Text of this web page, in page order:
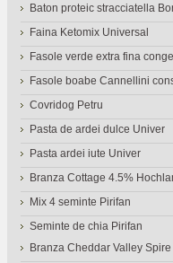
Baton proteic stracciatella
Faina Ketomix Universal
Fasole verde extra fina
Fasole boabe Cannellini
Covridog Petru
Pasta de ardei dulce Univer
Pasta ardei iute Univer
Branza Cottage 4.5%
Mix 4 seminte Pirifan
Seminte de chia Pirifan
Branza Cheddar Valley